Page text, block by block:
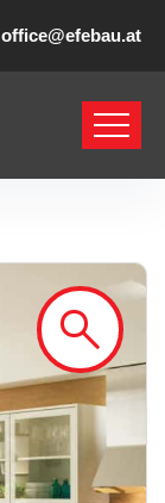
office@efebau.at